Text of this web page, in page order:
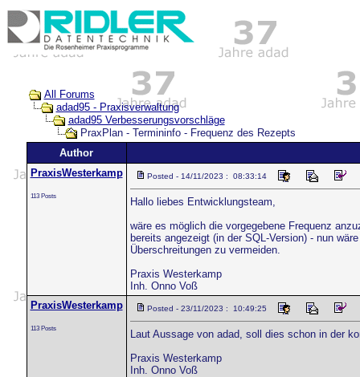
All Forums
adad95 - Praxisverwaltung
adad95 Verbesserungsvorschläge
PraxPlan - Termininfo - Frequenz des Rezepts
Author
PraxisWesterkamp
113 Posts
Posted - 14/11/2023 : 08:33:14
Hallo liebes Entwicklungsteam,
wäre es möglich die vorgegebene Frequenz
bereits angezeigt (in der SQL-Version) - nun
Überschreitungen zu vermeiden.
Praxis Westerkamp
Inh. Onno Voß
PraxisWesterkamp
113 Posts
Posted - 23/11/2023 : 10:49:25
Laut Aussage von adad, soll dies schon in der
Praxis Westerkamp
Inh. Onno Voß